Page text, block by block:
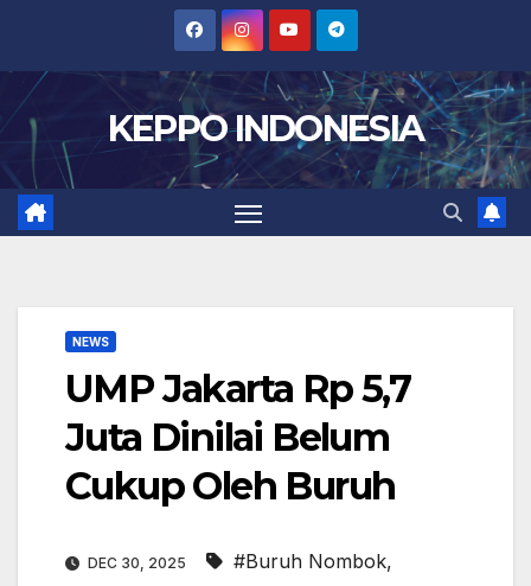
content
KEPPO INDONESIA
NEWS
UMP Jakarta Rp 5,7
Juta Dinilai Belum
Cukup Oleh Buruh
DEC 30, 2025 #Buruh Nombok,